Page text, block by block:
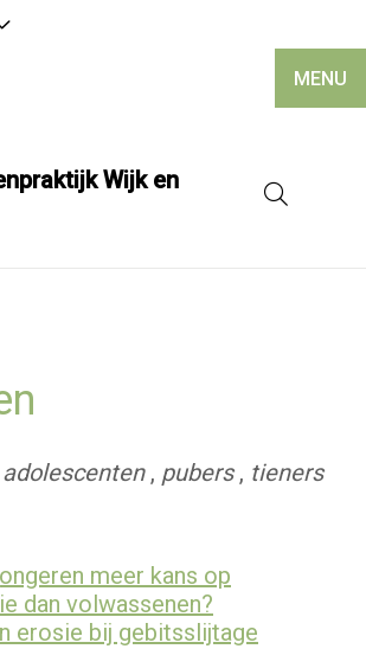
Wijk en
MENU
adolescenten, pubers, tieners
meer kans op
dan volwassenen?
erosie bij gebitsslijtage